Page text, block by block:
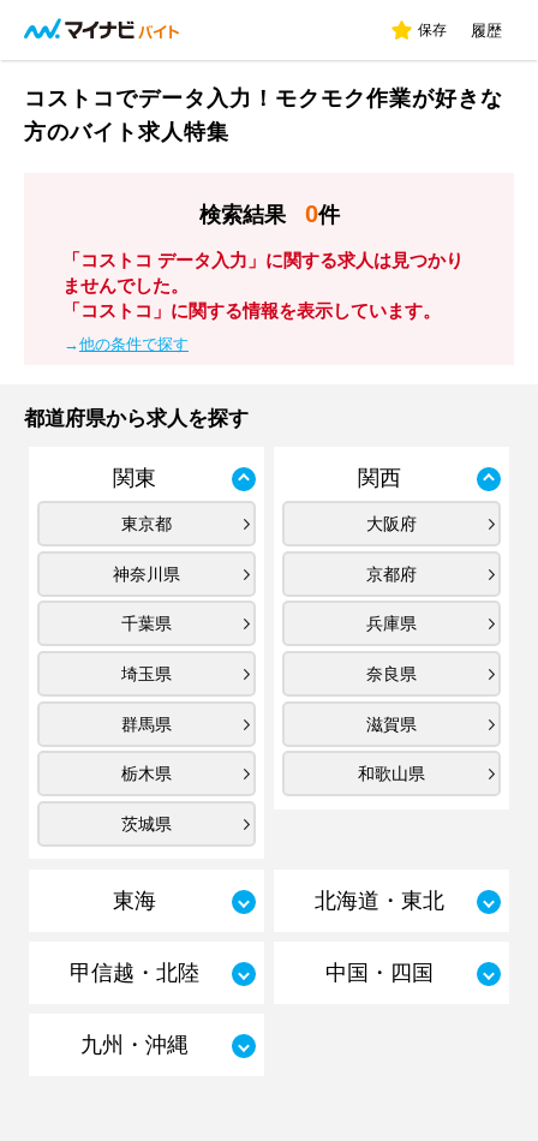
保存 履歴
コストコでデータ入力！モクモク作業が好きな
方のバイト求人特集
検索結果 0件
「コストコ データ入力」に関する求人は見つかり
ませんでした。
「コストコ」に関する情報を表示しています。
→他の条件で探す
都道府県から求人を探す
関東
東京都
神奈川県
千葉県
埼玉県
群馬県
栃木県
茨城県
関西
大阪府
京都府
兵庫県
奈良県
滋賀県
和歌山県
東海 北海道・東北
甲信越・北陸 中国・四国
九州・沖縄